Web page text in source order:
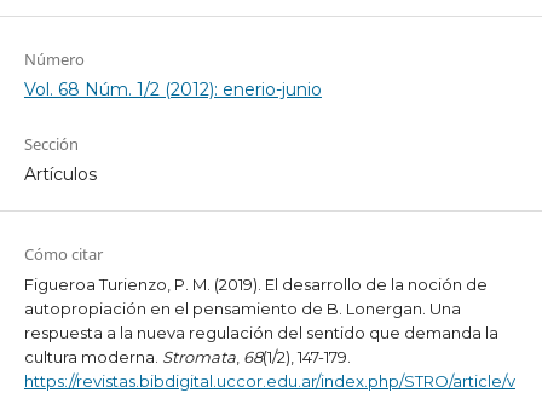
Número
Vol. 68 Núm. 1/2 (2012): enerio-junio
Sección
Artículos
Cómo citar
Figueroa Turienzo, P. M. (2019). El desarrollo de la noción de
autopropiación en el pensamiento de B. Lonergan. Una
respuesta a la nueva regulación del sentido que demanda la
cultura moderna. Stromata, 68(1/2), 147-179.
https://revistas.bibdigital.uccor.edu.ar/index.php/STRO/article/v